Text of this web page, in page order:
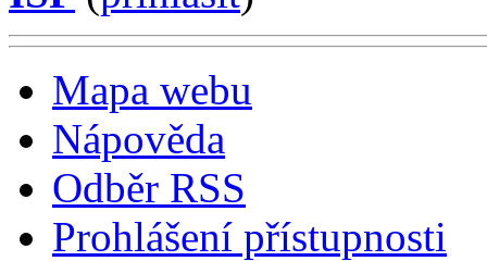
Mapa webu
Nápověda
Odběr RSS
Prohlášení přístupnosti